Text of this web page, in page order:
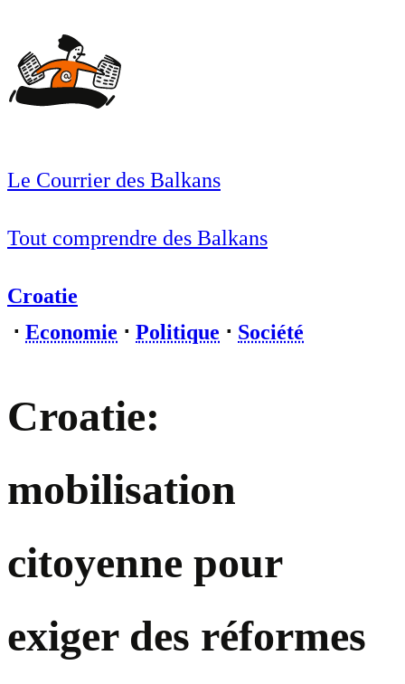
Le Courrier des Balkans
Tout comprendre des Balkans
Croatie
⋅ Economie ⋅ Politique ⋅ Société
Croatie:
mobilisation
citoyenne pour
exiger des réformes